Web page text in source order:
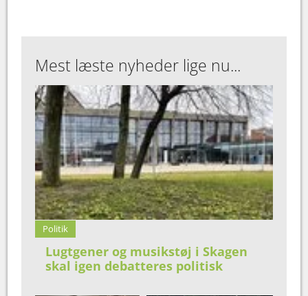
Mest læste nyheder lige nu...
Politik
Lugtgener og musikstøj i Skagen
skal igen debatteres politisk